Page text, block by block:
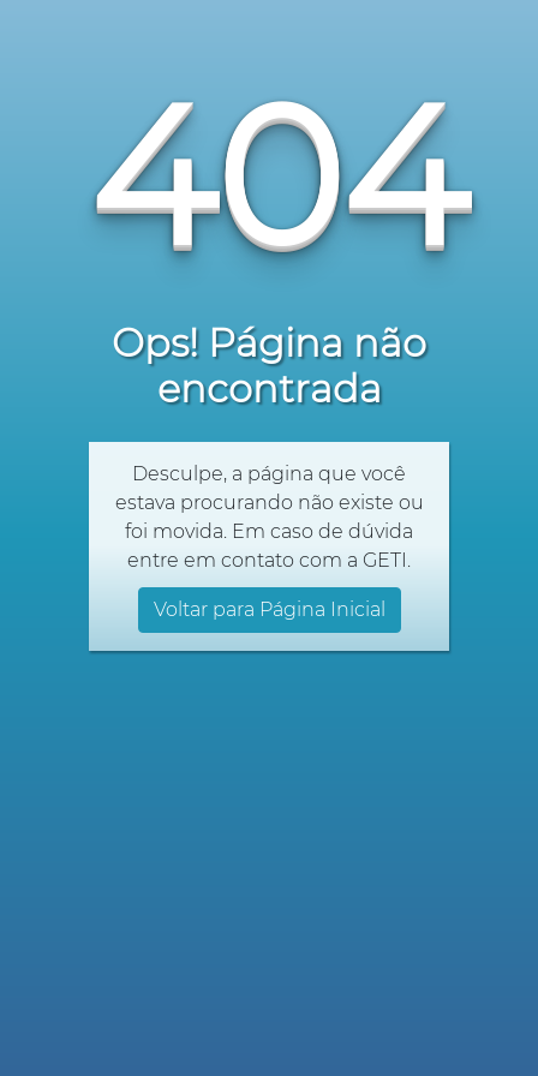
404
Ops! Página não
encontrada
Desculpe, a página que você
estava procurando não existe ou
foi movida. Em caso de dúvida
entre em contato com a GETI.
Voltar para Página Inicial